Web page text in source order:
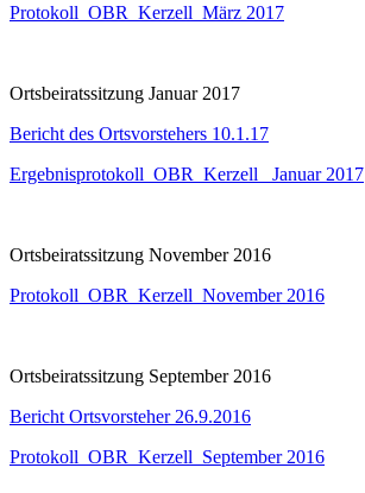
Protokoll_OBR_Kerzell_März 2017
Ortsbeiratssitzung Januar 2017
Bericht des Ortsvorstehers 10.1.17
Ergebnisprotokoll_OBR_Kerzell_ Januar 2017
Ortsbeiratssitzung November 2016
Protokoll_OBR_Kerzell_November 2016
Ortsbeiratssitzung September 2016
Bericht Ortsvorsteher 26.9.2016
Protokoll_OBR_Kerzell_September 2016